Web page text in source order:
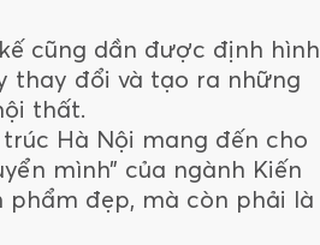
cũng dần được định hình
thay đổi và tạo ra những
thất.
Hà Nội mang đến cho
mình” của ngành Kiến
đẹp, mà còn phải là